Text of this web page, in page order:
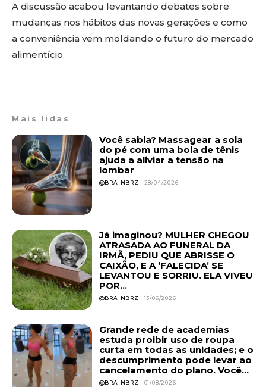
A discussão acabou levantando debates sobre
mudanças nos hábitos das novas gerações e como
a conveniência vem moldando o futuro do mercado
alimentício.
Mais lidas
Você sabia? Massagear a sola
do pé com uma bola de tênis
ajuda a aliviar a tensão na
lombar
@BRAINBRZ 28/04/2026
Já imaginou? MULHER CHEGOU
ATRASADA AO FUNERAL DA
IRMÃ, PEDIU QUE ABRISSE O
CAIXÃO, E A ‘FALECIDA’ SE
LEVANTOU E SORRIU. ELA VIVEU
POR...
@BRAINBRZ 13/06/2026
Grande rede de academias
estuda proibir uso de roupa
curta em todas as unidades; e o
descumprimento pode levar ao
cancelamento do plano. Você...
@BRAINBRZ 01/08/2026